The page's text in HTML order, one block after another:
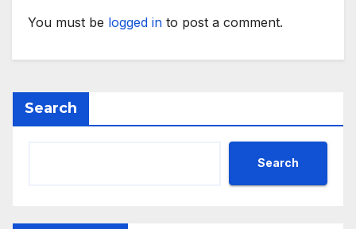
You must be logged in to post a comment.
Search
Search